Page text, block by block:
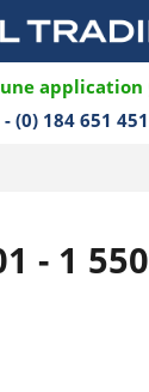
une application
(0) 184 651 451
- 1 550